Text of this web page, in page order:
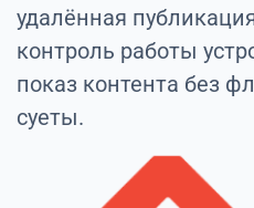
удалённая
контроль работы
показ контента без
суеты.